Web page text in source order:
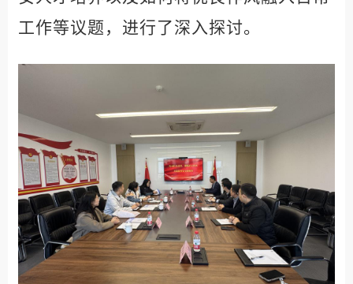
工作等议题，进行了深入探讨。